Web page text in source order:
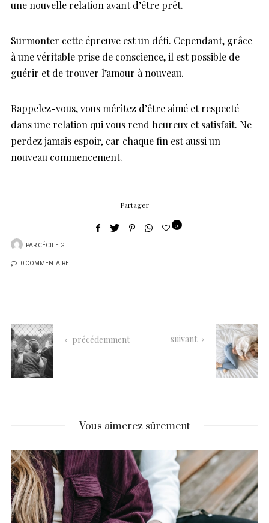
une nouvelle relation avant d’être prêt.
Surmonter cette épreuve est un défi. Cependant, grâce
à une véritable prise de conscience, il est possible de
guérir et de trouver l’amour à nouveau.
Rappelez-vous, vous méritez d’être aimé et respecté
dans une relation qui vous rend heureux et satisfait. Ne
perdez jamais espoir, car chaque fin est aussi un
nouveau commencement.
Partager
PAR CÉCILE G
0
0 COMMENTAIRE
précédemment suivant
Vous aimerez sûrement